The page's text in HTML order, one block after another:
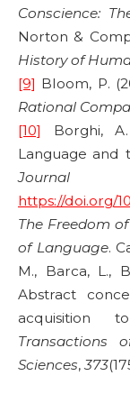
Conscience:
Norton &
History of
[9] Bloom, P.
Rational
[10]
Borghi,
Language and
https://doi.org/
The Freedom
of Language.
M., Barca, L.,
Abstract
acquisition
Transactions
Sciences,373